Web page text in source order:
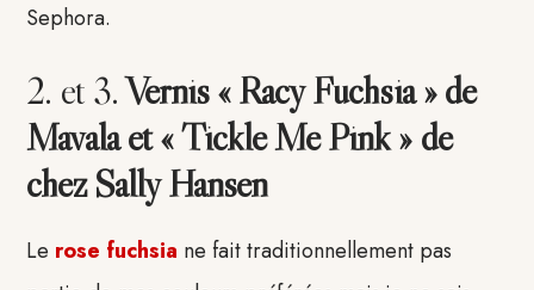
Sephora.
2. et 3.Vernis « Racy Fuchsia » de
Mavala et « Tickle Me Pink » de
chez Sally Hansen
Le rose fuchsia ne fait traditionnellement pas